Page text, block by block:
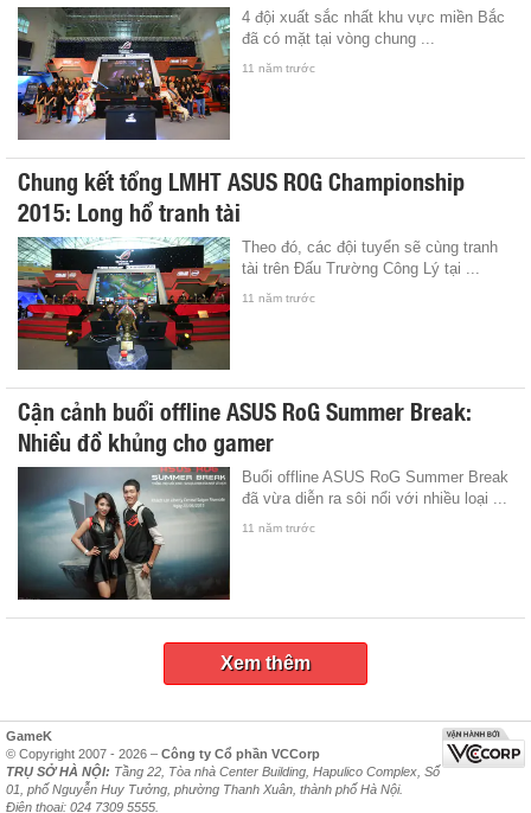
4 đội xuất sắc nhất khu vực miền Bắc
đã có mặt tại vòng chung ...
11 năm trước
Chung kết tổng LMHT ASUS ROG Championship
2015: Long hổ tranh tài
Theo đó, các đội tuyển sẽ cùng tranh
tài trên Đấu Trường Công Lý tại ...
11 năm trước
Cận cảnh buổi offline ASUS RoG Summer Break:
Nhiều đồ khủng cho gamer
Buổi offline ASUS RoG Summer Break
đã vừa diễn ra sôi nổi với nhiều loại ...
11 năm trước
Xem thêm
GameK
© Copyright 2007 - 2026 – Công ty Cổ phần VCCorp
TRỤ SỞ HÀ NỘI: Tầng 22, Tòa nhà Center Building, Hapulico Complex, Số
01, phố Nguyễn Huy Tưởng, phường Thanh Xuân, thành phố Hà Nội.
Điện thoại: 024 7309 5555.